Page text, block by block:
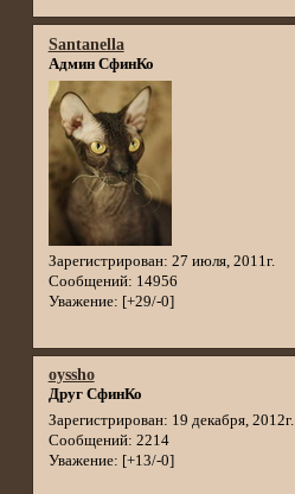
Santanella
Админ СфинКо
Зарегистрирован: 27 июля, 2011г.
Сообщений: 14956
Уважение: [+29/-0]
oyssho
Друг СфинКо
Зарегистрирован: 19 декабря, 2012г.
Сообщений: 2214
Уважение: [+13/-0]